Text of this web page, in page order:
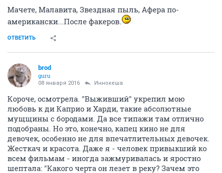
Мачете, Малавита, Звездная пыль, Афера по-
американски...После факеров.
ОТВЕТИТЬ
brod
guru
08 января 2016 Иннокеша
Короче, осмотрела. "Выживший" укрепил мою
любовь к ди Каприо и Харди, такие абсолютные
мущщины с бородами. Да все типажи там отлично
подобраны. Но это, конечно, капец кино не для
девочек, особенно не для впечатлительных девочек.
Жесткач и красота. Даже я - человек привыкший ко
всем фильмам - иногда зажмуривалась и яростно
шептала: "Какого черта он лезет в реку? Зачем это